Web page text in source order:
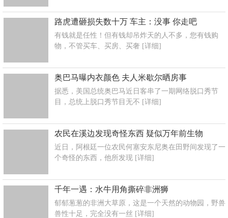
路虎遭砸损失数十万 车主：没事 你走吧
有钱就是任性！但有钱却吊炸天的人不多，您有钱购
物，不管买车、买房、买奢 [详细]
奥巴马曝内衣颜色 夫人米歇尔晒房事
据悉，美国总统奥巴马近日客串了一期网络脱口秀节
目，总统上脱口秀节目无不 [详细]
农民在溪边发现奇怪东西 疑似万年前生物
近日，阿根廷一位农民何塞安东尼奥在田野间发现了一
个奇怪的东西，他所发现 [详细]
千年一遇：水牛用角撕碎非洲狮
郁郁葱葱的非洲大草原，这是一个天然的动物园，野兽
兽性十足，完全没有一丝 [详细]